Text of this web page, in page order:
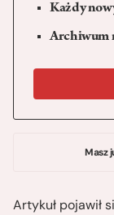
Każdy
Archiwum
Masz
Artykuł pojawił